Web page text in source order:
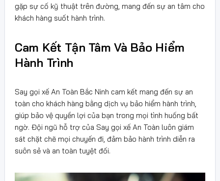
gặp sự cố kỹ thuật trên đường, mang đến sự an tâm cho
khách hàng suốt hành trình.
Cam Kết Tận Tâm Và Bảo Hiểm
Hành Trình
Say gọi xế An Toàn Bắc Ninh cam kết mang đến sự an
toàn cho khách hàng bằng dịch vụ bảo hiểm hành trình,
giúp bảo vệ quyền lợi của bạn trong mọi tình huống bất
ngờ. Đội ngũ hỗ trợ của Say gọi xế An Toàn luôn giám
sát chặt chẽ mọi chuyến đi, đảm bảo hành trình diễn ra
suôn sẻ và an toàn tuyệt đối.